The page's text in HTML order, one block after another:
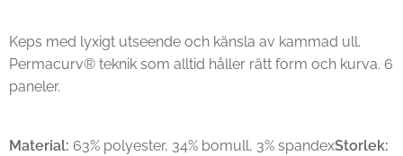
Keps med lyxigt utseende och känsla av kammad ull.
Permacurv® teknik som alltid håller rätt form och kurva. 6
paneler.
Material: 63% polyester, 34% bomull, 3% spandexStorlek: